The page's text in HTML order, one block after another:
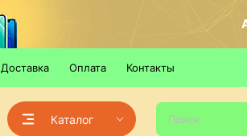
Доставка Оплата Контакты
Каталог